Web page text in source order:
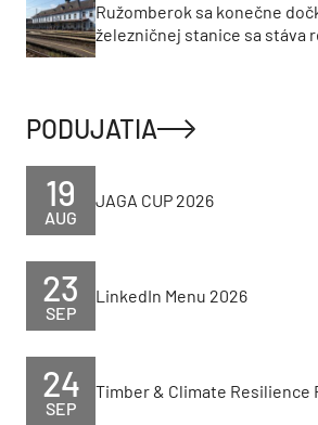
Ružomberok sa konečne
železničnej stanice sa stáva
PODUJATIA
AUG
19 JAGA CUP 2026
SEP
23 LinkedIn Menu 2026
SEP
24 Timber & Climate Resilience